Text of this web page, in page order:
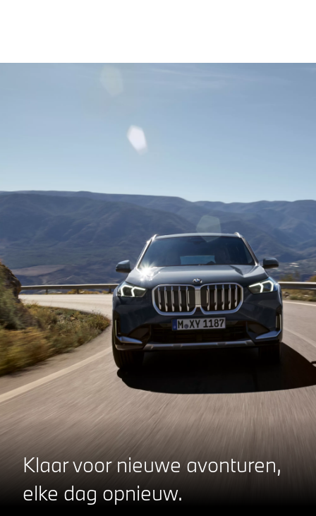
Klaar voor nieuwe avonturen,
elke dag opnieuw.